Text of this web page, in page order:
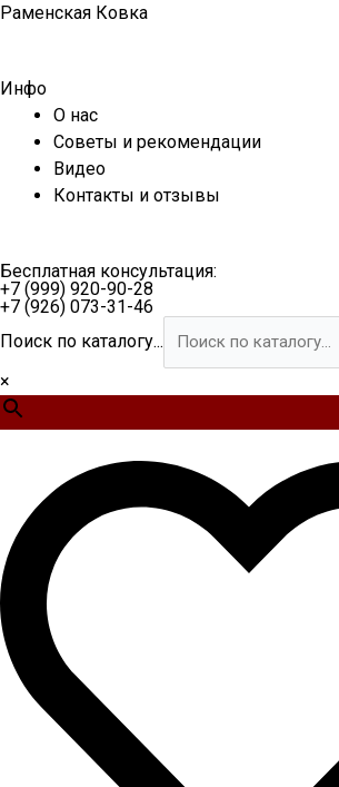
Перейти
Раменская Ковка
Инфо
О нас
Советы и рекомендации
Видео
Контакты и отзывы
Бесплатная консультация:
+7 (999) 920-90-28
+7 (926) 073-31-46
Поиск по каталогу...
×